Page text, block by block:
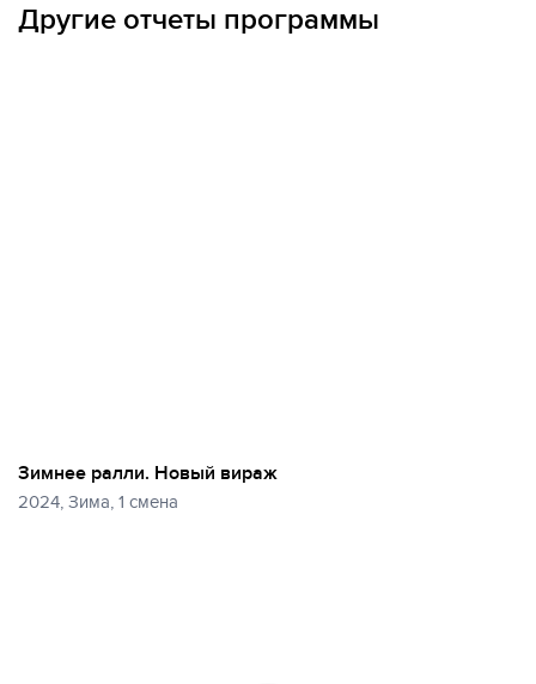
Другие отчеты программы
Зимнее ралли. Новый вираж
2024, Зима, 1 смена